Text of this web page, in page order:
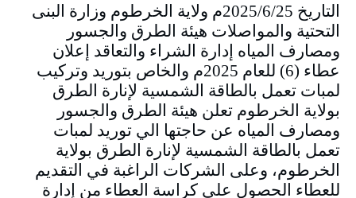
التاريخ 2025/6/25م ولاية الخرطوم وزارة البنى
التحتية والمواصلات هيئة الطرق والجسور
ومصارف المياه إدارة الشراء والتعاقد إعلان
عطاء (6) للعام 2025م والخاص بتوريد وتركيب
لمبات تعمل بالطاقة الشمسية لإنارة الطرق
بولاية الخرطوم تعلن هيئة الطرق والجسور
ومصارف المياه عن حاجتها الي توريد لمبات
تعمل بالطاقة الشمسية لإنارة الطرق بولاية
الخرطوم، وعلى الشركات الراغبة في التقديم
للعطاء الحصول على كراسة العطاء من إدارة